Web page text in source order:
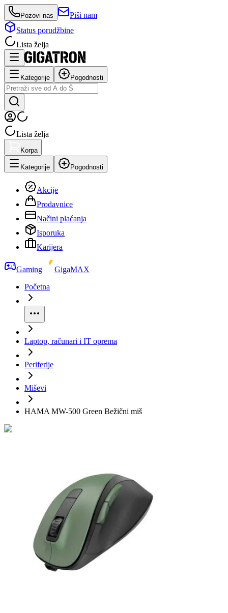
Pozovi nas
Piši nam
Status porudžbine
Lista želja
Kategorije Pogodnosti
Lista želja
Korpa
Kategorije Pogodnosti
Akcije
Prodavnice
Načini plaćanja
Isporuka
Karijera
Gaming
GigaMAX
Početna
Laptop, računari i IT oprema
Periferije
Miševi
HAMA MW-500 Green Bežični miš